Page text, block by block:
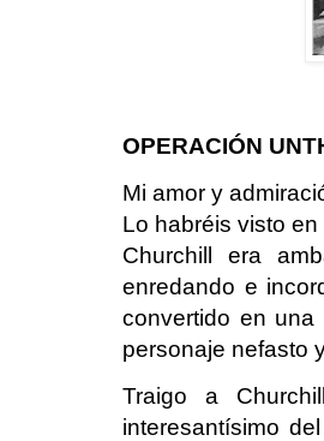
OPERACIÓN
Mi amor y
Lo habréis visto
Churchill era
enredando e
convertido en
personaje nefasto
Traigo a
interesantísimo